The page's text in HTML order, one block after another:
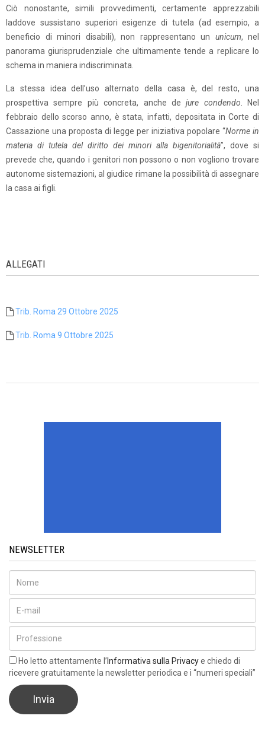
Ciò nonostante, simili provvedimenti, certamente apprezzabili
laddove sussistano superiori esigenze di tutela (ad esempio, a
beneficio di minori disabili), non rappresentano un unicum, nel
panorama giurisprudenziale che ultimamente tende a replicare lo
schema in maniera indiscriminata.
La stessa idea dell’uso alternato della casa è, del resto, una
prospettiva sempre più concreta, anche dejure condendo . Nel
febbraio dello scorso anno, è stata, infatti, depositata in Corte di
Cassazione una proposta di legge per iniziativa popolare “Norme in
materia di tutela del diritto dei minori alla bigenitorialità”, dove si
prevede che, quando i genitori non possono o non vogliono trovare
autonome sistemazioni, al giudice rimane la possibilità di assegnare
la casa ai figli.
ALLEGATI
Trib. Roma 29 Ottobre 2025
Trib. Roma 9 Ottobre 2025
NEWSLETTER
Ho letto attentamente l’ Informativa sulla Privacye chiedo di
ricevere gratuitamente la newsletter periodica e i “numeri speciali”